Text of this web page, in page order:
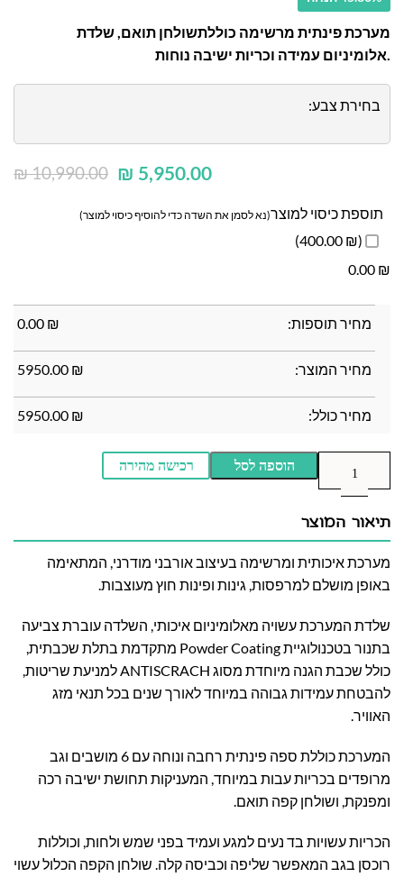
מערכת פינתית מרשימה כוללתשולחן תואם, שלדת
אלומיניום עמידה וכריות ישיבה נוחות.
בחירת צבע:
₪10,990.00 ₪ 5,950.00
תוספת כיסוי למוצר(נא לסמן את השדה כדי להוסיף כיסוי למוצר)
(₪ 400.00)
₪
0.00
מחיר תוספות: ₪
0.00
מחיר המוצר: ₪
5950.00
מחיר כולל: ₪
5950.00
הוספה לסל רכישה מהירה
תיאור המוצר
מערכת איכותית ומרשימה בעיצוב אורבני מודרני, המתאימה
באופן מושלם למרפסות, גינות ופינות חוץ מעוצבות.
שלדת המערכת עשויה מאלומיניום איכותי, השלדה עוברת צביעה
בתנור בטכנולוגיית Powder Coating מתקדמת בתלת שכבתית,
כולל שכבת הגנה מיוחדת מסוג ANTISCRACH למניעת שריטות,
להבטחת עמידות גבוהה במיוחד לאורך שנים בכל תנאי מזג
האוויר.
המערכת כוללת ספה פינתית רחבה ונוחה עם 6 מושבים וגב
מרופדים בכריות עבות במיוחד, המעניקות תחושת ישיבה רכה
ומפנקת, ושולחן קפה תואם.
הכריות עשויות בד נעים למגע ועמיד בפני שמש ולחות, וכוללות
רוכסן בגב המאפשר שליפה וכביסה קלה. שולחן הקפה הכלול עשוי